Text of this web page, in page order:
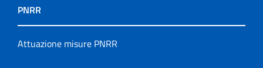
PNRR
Attuazione misure PNRR